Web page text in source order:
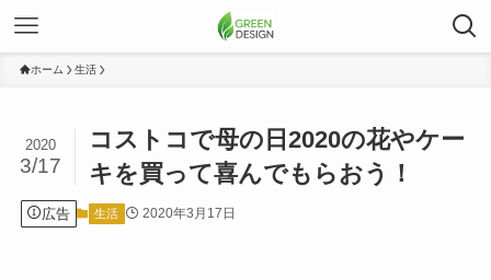
ホーム 生活
コストコで母の日2020の花やケー
キを買って喜んでもらおう！
2020
3/17
広告 生活 2020年3月17日